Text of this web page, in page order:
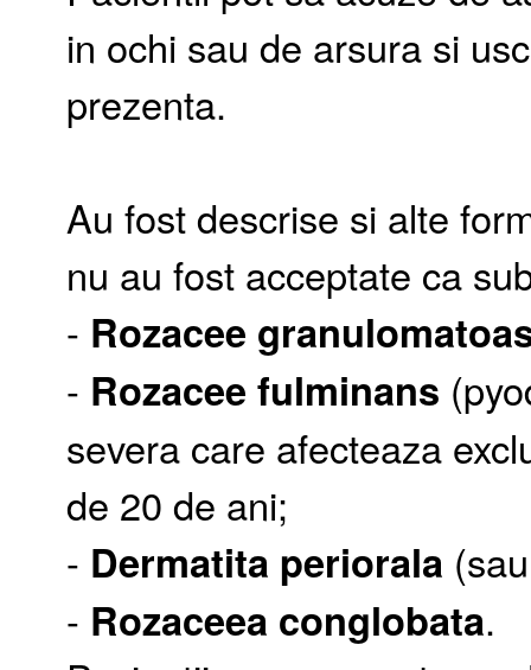
in ochi sau de arsura si
prezenta.
Au fost descrise si alte
nu au fost acceptate ca
- Rozacee
- Rozacee fulminans
severa care afecteaza
de 20 de ani;
- Dermatita periorala
- Rozaceea conglobata.